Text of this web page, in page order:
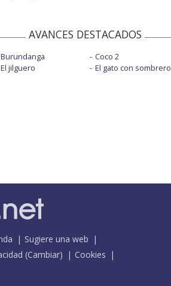
AVANCES DESTACADOS
Burundanga
El jilguero
Coco 2
El gato con sombrero
Sugiere una web
(Cambiar)
Cookies